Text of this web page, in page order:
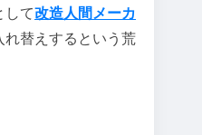
て改造人間メーカ
替えするという荒